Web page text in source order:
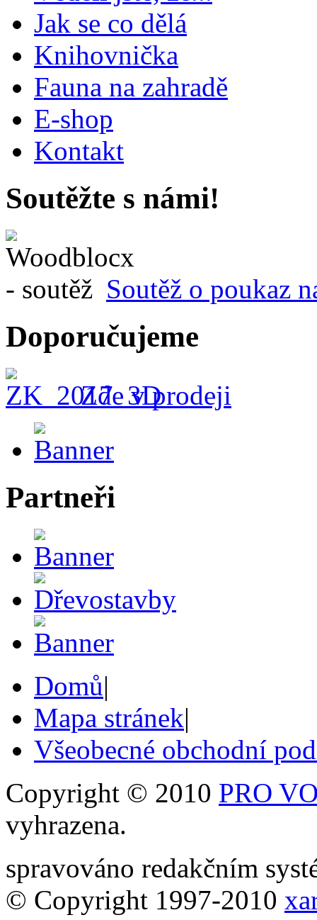
Jak se co dělá
Knihovnička
Fauna na zahradě
E-shop
Kontakt
Soutěžte s námi!
Soutěž o poukaz
Doporučujeme
Zde v prodeji
Partneři
Domů|
Mapa stránek|
Všeobecné obchodní
Copyright © 2010 PRO
vyhrazena.
spravováno redakčním
© Copyright 1997-2010